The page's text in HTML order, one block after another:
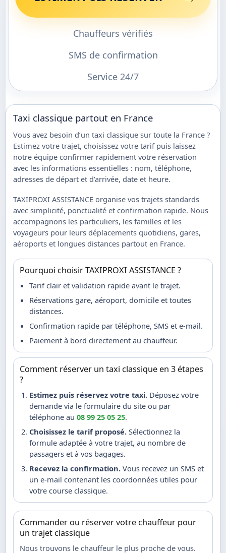
Chauffeurs vérifiés
SMS de confirmation
Service 24/7
Taxi classique partout en France
Vous avez besoin d’un taxi classique sur toute la France ?
Estimez votre trajet, choisissez votre tarif puis laissez
notre équipe confirmer rapidement votre réservation
avec les informations essentielles : nom, téléphone,
adresses de départ et d’arrivée, date et heure.
TAXIPROXI ASSISTANCE organise vos trajets standards
avec simplicité, ponctualité et confirmation rapide. Nous
accompagnons les particuliers, les familles et les
voyageurs pour leurs déplacements quotidiens, gares,
aéroports et longues distances partout en France.
Pourquoi choisir TAXIPROXI ASSISTANCE ?
Tarif clair et validation rapide avant le trajet.
Réservations gare, aéroport, domicile et toutes
distances.
Confirmation rapide par téléphone, SMS et e-mail.
Paiement à bord directement au chauffeur.
Comment réserver un taxi classique en 3 étapes
?
Estimez puis réservez votre taxi.Déposez votre
demande via le formulaire du site ou par
téléphone au 08 99 25 05 25.
Choisissez le tarif proposé.Sélectionnez la
formule adaptée à votre trajet, au nombre de
passagers et à vos bagages.
Recevez la confirmation.Vous recevez un SMS et
un e-mail contenant les coordonnées utiles pour
votre course classique.
Commander ou réserver votre chauffeur pour
un trajet classique
Nous trouvons le chauffeur le plus proche de vous.